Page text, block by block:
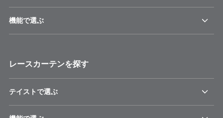
機能で選ぶ
レースカーテンを探す
テイストで選ぶ